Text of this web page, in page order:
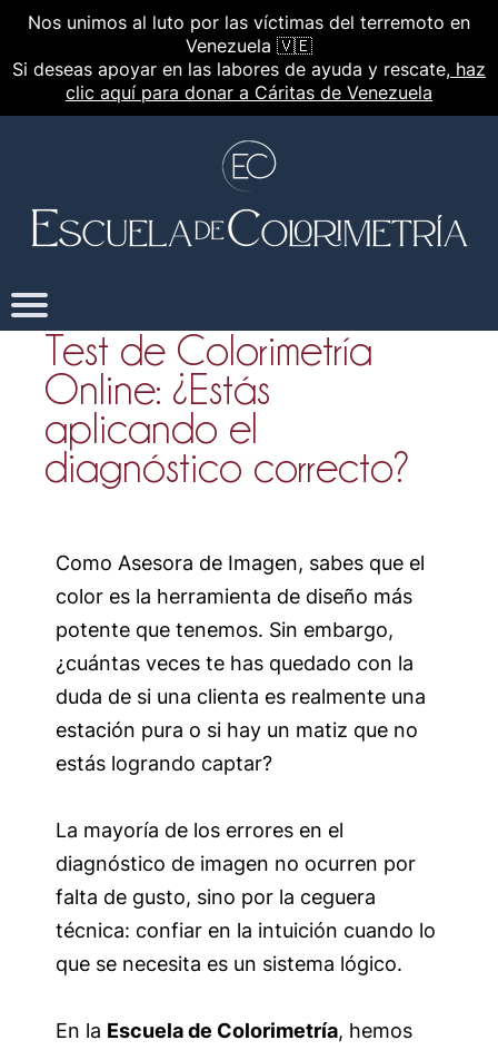
Nos unimos al luto por las víctimas del terremoto en
Venezuela 🇻🇪
Si deseas apoyar en las labores de ayuda y rescate, haz
clic aquí para donar a Cáritas de Venezuela
Test de Colorimetría
Online: ¿Estás
aplicando el
diagnóstico correcto?
Como Asesora de Imagen, sabes que el
color es la herramienta de diseño más
potente que tenemos. Sin embargo,
¿cuántas veces te has quedado con la
duda de si una clienta es realmente una
estación pura o si hay un matiz que no
estás logrando captar?
La mayoría de los errores en el
diagnóstico de imagen no ocurren por
falta de gusto, sino por la ceguera
técnica: confiar en la intuición cuando lo
que se necesita es un sistema lógico.
En la Escuela de Colorimetría, hemos